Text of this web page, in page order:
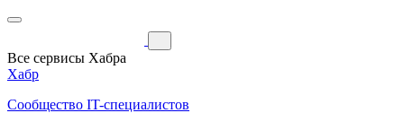
Все сервисы Хабра
Хабр
Сообщество IT-специалистов